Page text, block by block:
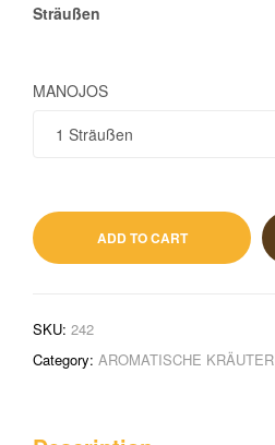
Sträußen
MANOJOS
ADD TO CART
SKU: 242
Category: AROMATISCHE KRÄUTER